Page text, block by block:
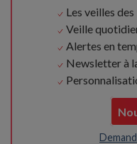
Les veilles
Veille
Alertes en
Newsletter à